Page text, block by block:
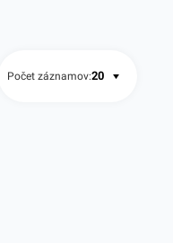
Počet záznamov: